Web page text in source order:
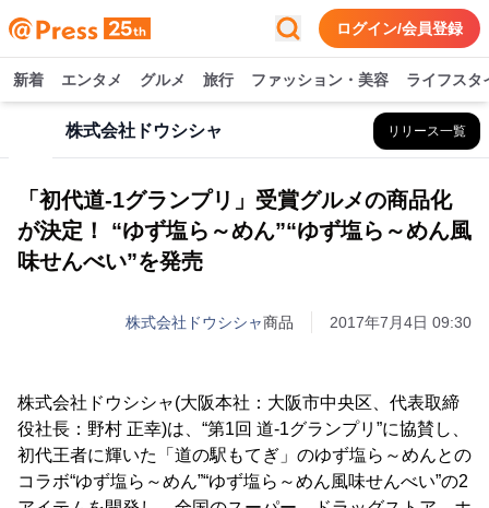
ログイン/会員登録
新着 エンタメ グルメ 旅行 ファッション・美容 ライフスタ
株式会社ドウシシャ リリース一覧
「初代道-1グランプリ」受賞グルメの商品化
が決定！ “ゆず塩ら～めん”“ゆず塩ら～めん風
味せんべい”を発売
株式会社ドウシシャ商品 2017年7月4日 09:30
株式会社ドウシシャ(大阪本社：大阪市中央区、代表取締
役社長：野村 正幸)は、“第1回 道-1グランプリ”に協賛し、
初代王者に輝いた「道の駅もてぎ」のゆず塩ら～めんとの
コラボ“ゆず塩ら～めん”“ゆず塩ら～めん風味せんべい”の2